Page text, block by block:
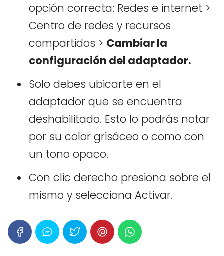
opción correcta: Redes e internet >
Centro de redes y recursos
compartidos > Cambiar la
configuración del adaptador.
Solo debes ubicarte en el
adaptador que se encuentra
deshabilitado. Esto lo podrás notar
por su color grisáceo o como con
un tono opaco.
Con clic derecho presiona sobre el
mismo y selecciona Activar.